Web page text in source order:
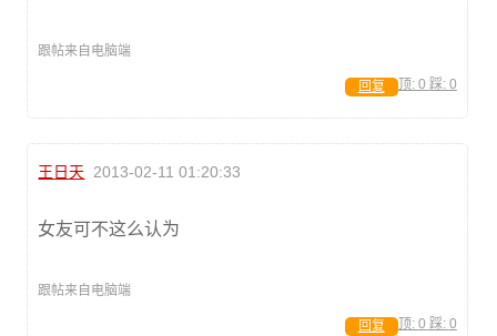
跟帖来自电脑端
顶: 0 踩: 0
回复
王日天 2013-02-11 01:20:33
女友可不这么认为
跟帖来自电脑端
顶: 0 踩: 0
回复